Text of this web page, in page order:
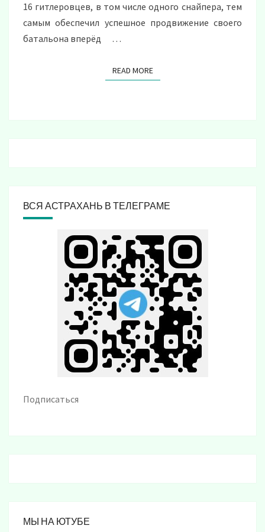
16 гитлеровцев, в том числе одного снайпера, тем
самым обеспечил успешное продвижение своего
батальона вперёд …
READ MOREREAD MORE
ВСЯ АСТРАХАНЬ В ТЕЛЕГРАМЕ
Подписаться
МЫ НА ЮТУБЕ